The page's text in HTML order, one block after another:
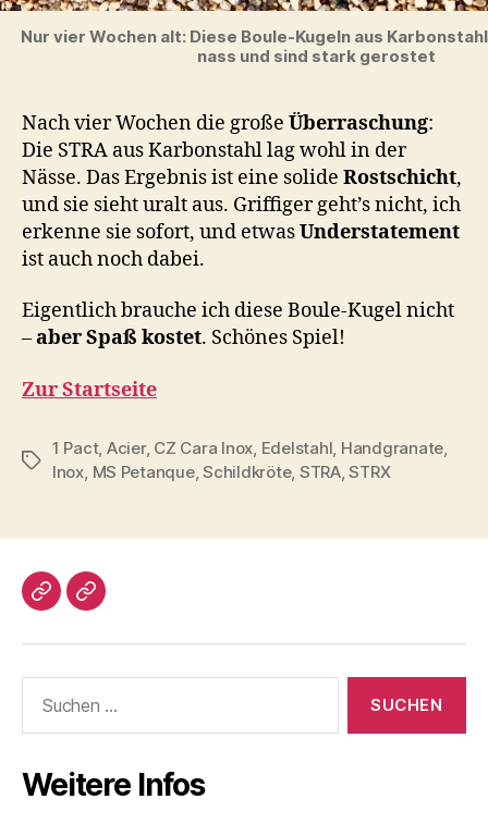
Nur vier Wochen alt: Diese Boule-Kugeln aus
nass und sind stark gerostet
Nach vier Wochen die große Überraschung:
Die STRA aus Karbonstahl lag wohl in der
Nässe. Das Ergebnis ist eine solide Rostschicht,
und sie sieht uralt aus. Griffiger geht’s nicht, ich
erkenne sie sofort, und etwasUnderstatement
ist auch noch dabei.
Eigentlich brauche ich diese Boule-Kugel nicht
–aber Spaß kostet. Schönes Spiel!
Zur Startseite
Schlagwörter
1 Pact, Acier, CZ Cara Inox Edelstahl Handgranate
Inox MS Petanque,Schildkröte, STRA,STRX
Impressum/DatSchutz
Beliebte
nach:
Weitere Infos